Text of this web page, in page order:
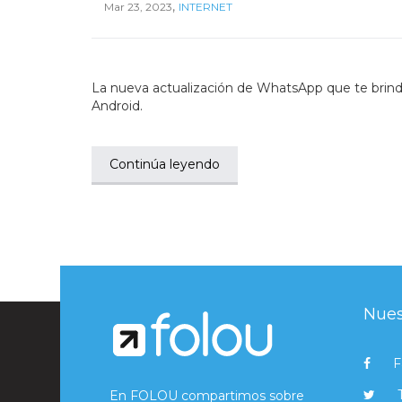
Mar 23, 2023, INTERNET
La nueva actualización de WhatsApp que te
Android.
Continúa leyendo
En FOLOU compartimos sobre